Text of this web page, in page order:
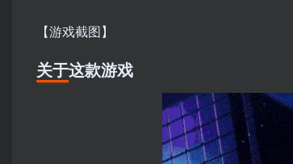
【游戏截图】
关于这款游戏